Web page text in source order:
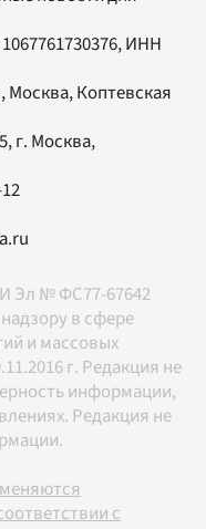
ИНН
Москва, Коптевская
, г. Москва,
Эл № ФС77-67642
в сфере
и массовых
г. Редакция не
информации,
Редакция не
с